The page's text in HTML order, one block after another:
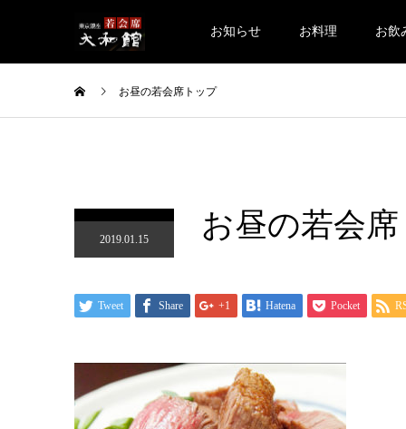
お知らせ お料理 お飲
お昼の若会席トップ
2019.01.15 お昼の若会
Tweet Share +1 Hatena Pocket